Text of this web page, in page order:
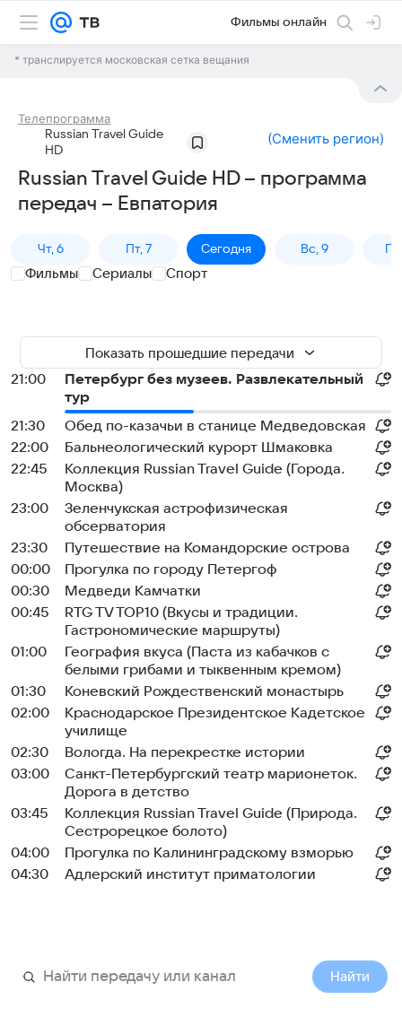
Фильмы онлайн
* транслируется московская сетка вещания
Телепрограмма
Russian Travel Guide
HD
(Сменить регион)
Russian Travel Guide HD – программа
передач – Евпатория
Чт, 6 Пт, 7 Сегодня Вс, 9
Фильмы Сериалы Спорт
Показать прошедшие передачи
21:00
Петербург без музеев. Развлекательный
тур
21:30
Обед по-казачьи в станице Медведовская
22:00
Бальнеологический курорт Шмаковка
22:45
Коллекция Russian Travel Guide (Города.
Москва)
23:00
Зеленчукская астрофизическая
обсерватория
23:30
Путешествие на Командорские острова
00:00
Прогулка по городу Петергоф
00:30
Медведи Камчатки
00:45
RTG TV TOP10 (Вкусы и традиции.
Гастрономические маршруты)
01:00
География вкуса (Паста из кабачков с
белыми грибами и тыквенным кремом)
01:30
Коневский Рождественский монастырь
02:00
Краснодарское Президентское Кадетское
училище
02:30
Вологда. На перекрестке истории
03:00
Санкт-Петербургский театр марионеток.
Дорога в детство
03:45
Коллекция Russian Travel Guide (Природа.
Сестрорецкое болото)
04:00
Прогулка по Калининградскому взморью
04:30
Адлерский институт приматологии
Найти